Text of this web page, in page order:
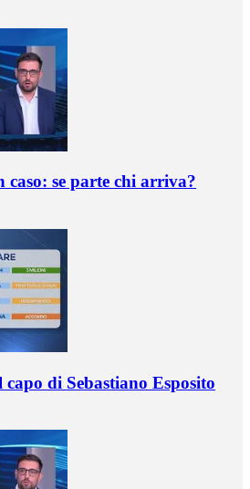
se parte chi arriva?
di Sebastiano Esposito